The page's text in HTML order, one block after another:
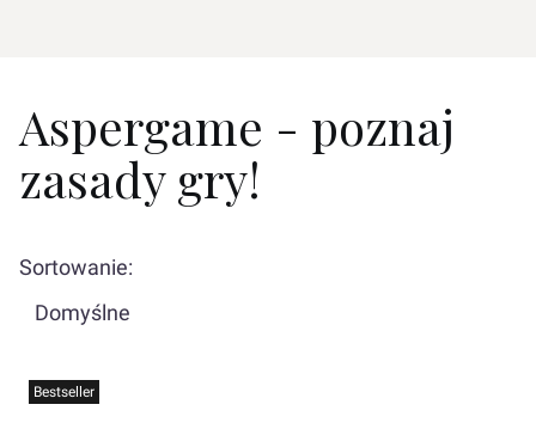
Aspergame - poznaj
zasady gry!
Lista produktów
Sortowanie:
Domyślne
Bestseller